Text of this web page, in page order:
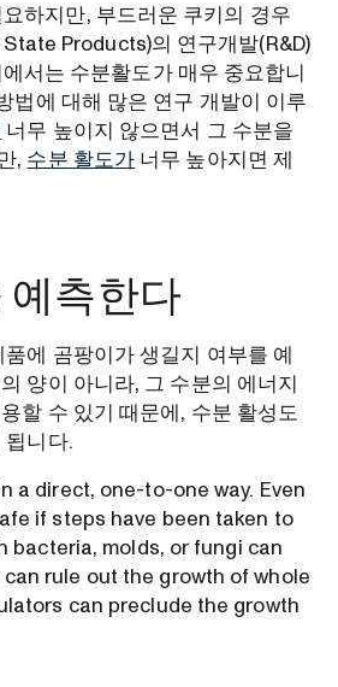
하지만, 부드러운 쿠키의 경우
Products)의 연구개발(R&D)
서는 수분활도가 매우 중요합니
법에 대해 많은 연구 개발이 이루
너무 높이지 않으면서 그 수분을
, 수분 활도가 너무 높아지면 제
예측한다
에 곰팡이가 생길지 여부를 예
양이 아니라, 그 수분의 에너지
할 수 있기 때문에, 수분 활성도
됩니다.
a direct, one-to-one way. Even
if steps have been taken to
bacteria, molds, or fungi can
rule out the growth of whole
can preclude the growth